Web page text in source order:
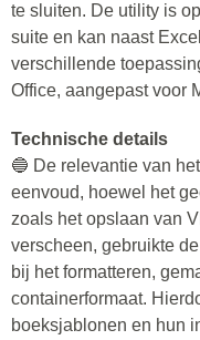
te sluiten. De utility is
suite en kan naast
verschillende
Office, aangepast voor
Technische details
🔵 De relevantie van
eenvoud, hoewel het
zoals het opslaan van
verscheen, gebruikte
bij het formatteren,
containerformaat.
boeksjablonen en hun